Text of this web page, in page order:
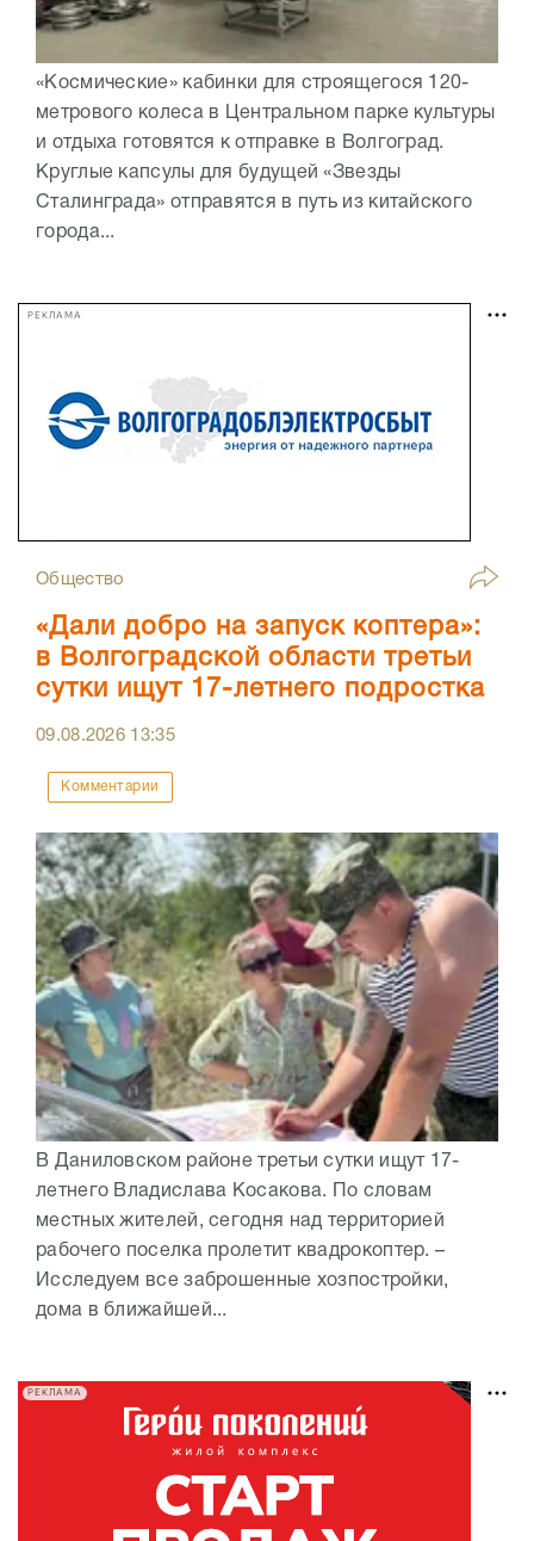
«Космические» кабинки для строящегося 120-
метрового колеса в Центральном парке культуры
и отдыха готовятся к отправке в Волгоград.
Круглые капсулы для будущей «Звезды
Сталинграда» отправятся в путь из китайского
города...
РЕКЛАМА
Общество
«Дали добро на запуск коптера»:
в Волгоградской области третьи
сутки ищут 17-летнего подростка
09.08.2026 13:35
Комментарии
В Даниловском районе третьи сутки ищут 17-
летнего Владислава Косакова. По словам
местных жителей, сегодня над территорией
рабочего поселка пролетит квадрокоптер. –
Исследуем все заброшенные хозпостройки,
дома в ближайшей...
РЕКЛАМА